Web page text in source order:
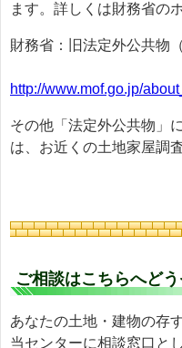
ます。詳しくは財務省の
財務省：旧法定外公共物
http://www.mof.go.jp/
その他「法定外公共物」
は、お近くの土地家屋調
ご相談はこちらへど
あなたの土地・建物の存
当センターに相談窓口と